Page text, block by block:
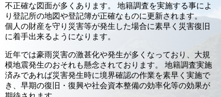
不正確な図面が多くあります。 地籍調査を実施する事によ
り登記所の地図や登記簿が正確なものに更新されます。
個人の財産を守り災害等が発生した場合に素早く災害復旧
に着手出来るようになります。
近年では豪雨災害の激甚化や発生が多くなっており、大規
模地震発生のおそれも懸念されております。 地籍調査実施
済みであれば災害発生時に境界確認の作業を素早く実施で
き、早期の復旧・復興や社会資本整備の効率化等の効果が